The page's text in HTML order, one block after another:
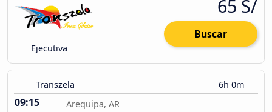
Ejecutiva
65 S/
Buscar
Transzela 6h 0m
09:15 Arequipa, AR